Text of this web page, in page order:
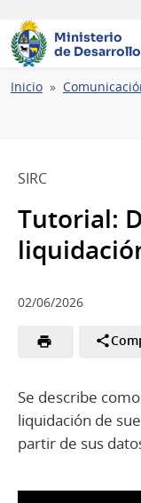
Ministerio
de
Ruta
Inicio
SIRC
Tutorial:
02/06/2026
Se describe
liquidación de
partir de sus